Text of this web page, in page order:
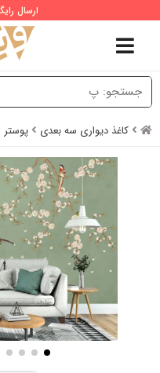
ارسال
کاغذ دیواری سه بعدی